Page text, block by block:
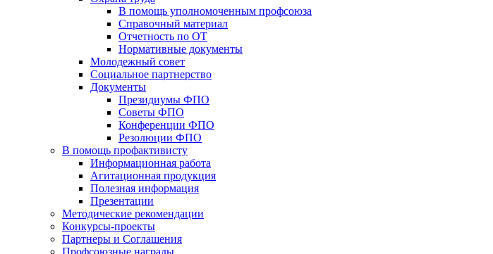
В помощь уполномоченным профсоюза
Справочный материал
Отчетность по ОТ
Нормативные документы
Молодежный совет
Социальное партнерство
Документы
Президиумы ФПО
Советы ФПО
Конференции ФПО
Резолюции ФПО
В помощь профактивисту
Информационная работа
Агитационная продукция
Полезная информация
Презентации
Методические рекомендации
Конкурсы-проекты
Партнеры и Соглашения
Профсоюзные награды